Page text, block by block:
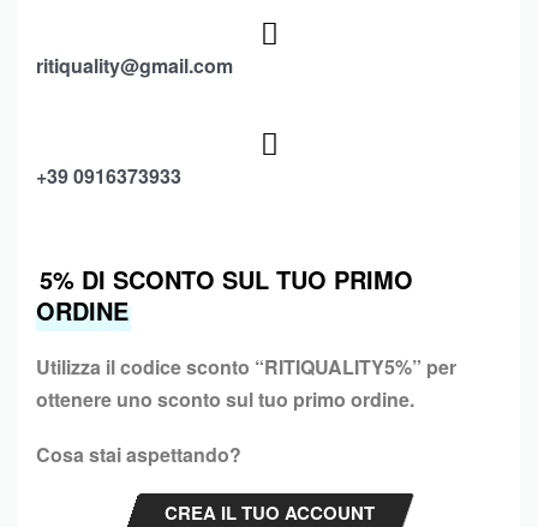
ritiquality@gmail.com
+39 0916373933
5% DI SCONTO SUL TUO PRIMO
ORDINE
Utilizza il codice sconto “RITIQUALITY5%” per
ottenere uno sconto sul tuo primo ordine.
Cosa stai aspettando?
CREA IL TUO ACCOUNT